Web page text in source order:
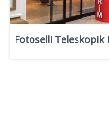
Fotoselli Teleskopik